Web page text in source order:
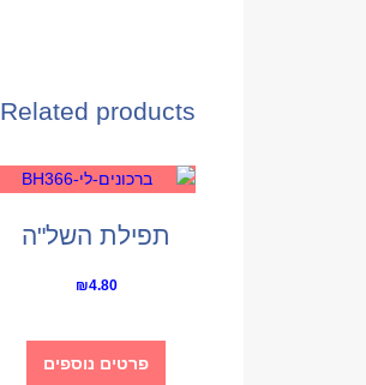
Related products
תפילת השל"ה
₪4.80
פרטים נוספים